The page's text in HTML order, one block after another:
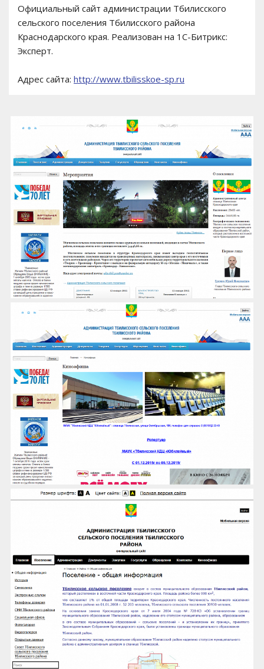
Официальный сайт администрации Тбилисского
сельского поселения Тбилисского района
Краснодарского края. Реализован на 1С-Битрикс:
Эксперт.
Адрес сайта: http://www.tbilisskoe-sp.ru